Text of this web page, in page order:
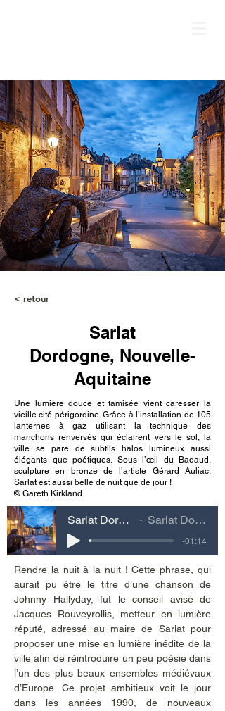
< retour
Sarlat
Dordogne, Nouvelle-
Aquitaine
Une lumière douce et tamisée vient caresser la
vieille cité périgordine. Grâce à l’installation de 105
lanternes à gaz utilisant la technique des
manchons renversés qui éclairent vers le sol, la
ville se pare de subtils halos lumineux aussi
élégants que poétiques. Sous l’œil du Badaud,
sculpture en bronze de l’artiste Gérard Auliac,
Sarlat est aussi belle de nuit que de jour !
© Gareth Kirkland
Sarlat Dordogne, Nouvelle-Aquitaine Sarlat Dordogne, Nouvelle-Aquitaine
-01:14
Rendre la nuit à la nuit ! Cette phrase, qui
aurait pu être le titre d’une chanson de
Johnny Hallyday, fut le conseil avisé de
Jacques Rouveyrollis, metteur en lumière
réputé, adressé au maire de Sarlat pour
proposer une mise en lumière inédite de la
ville afin de réintroduire un peu poésie dans
l’un des plus beaux ensembles médiévaux
d’Europe. Ce projet ambitieux voit le jour
dans les années 1990, de nouveaux